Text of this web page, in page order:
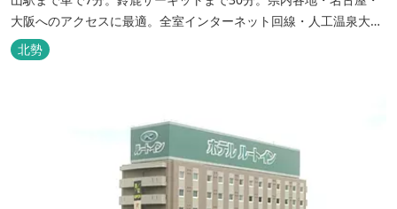
大阪へのアクセスに最適。全室インターネット回線・人工温泉大浴
場・無料平面駐車場89台完備。
北勢